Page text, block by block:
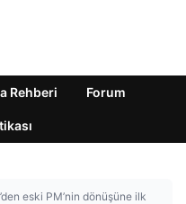
Rehberi Forum
eski PM’nin dönüşüne ilk